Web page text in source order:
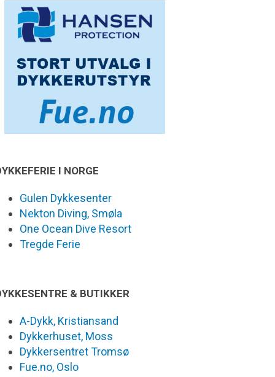
I NORGE
Gulen Dykkesenter
Nekton Diving, Smøla
One Ocean Dive Resort
Tregde Ferie
& BUTIKKER
A-Dykk, Kristiansand
Dykkerhuset, Moss
Dykkersentret Tromsø
Fue.no, Oslo